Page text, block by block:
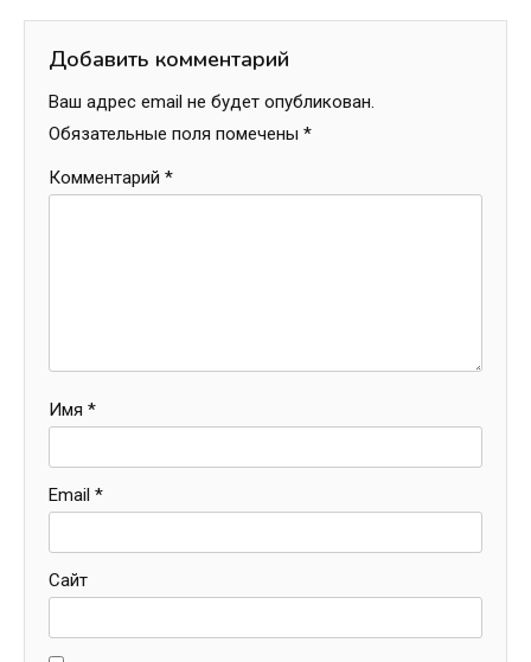
Добавить комментарий
Ваш адрес email не будет опубликован.
Обязательные поля помечены *
Комментарий *
Имя *
Email *
Сайт